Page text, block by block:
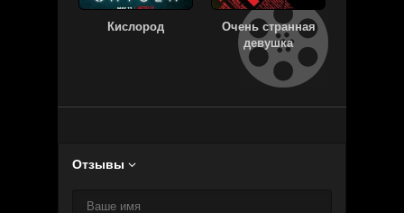
Кислород
Очень странная
девушка
Отзывы 